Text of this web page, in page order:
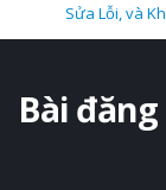
Sửa Lỗi, và
Bài đăng